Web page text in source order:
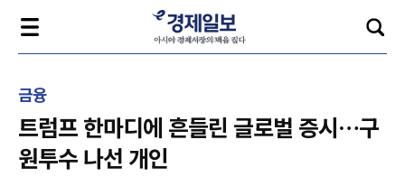
금융
트럼프 한마디에 흔들린 글로벌 증시…구
원투수 나선 개인